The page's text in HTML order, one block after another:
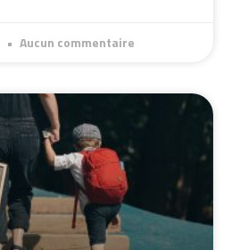
Aucun commentaire